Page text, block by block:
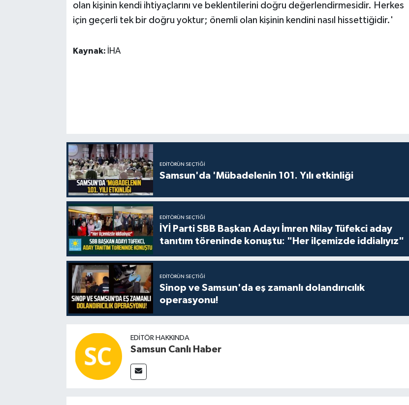
olan kişinin kendi ihtiyaçlarını ve beklentilerini doğru değerlendirmesidir. Herkes
için geçerli tek bir doğru yoktur; önemli olan kişinin kendini nasıl hissettiğidir.'
Kaynak: İHA
EDITÖRÜN SEÇTIĞI
Samsun'da 'Mübadelenin 101. Yılı etkinliği
EDITÖRÜN SEÇTIĞI
İYİ Parti SBB Başkan Adayı İmren Nilay Tüfekci aday
tanıtım töreninde konuştu: "Her ilçemizde iddialıyız"
EDITÖRÜN SEÇTIĞI
Sinop ve Samsun'da eş zamanlı dolandırıcılık
operasyonu!
EDITÖR HAKKINDA
Samsun Canlı Haber